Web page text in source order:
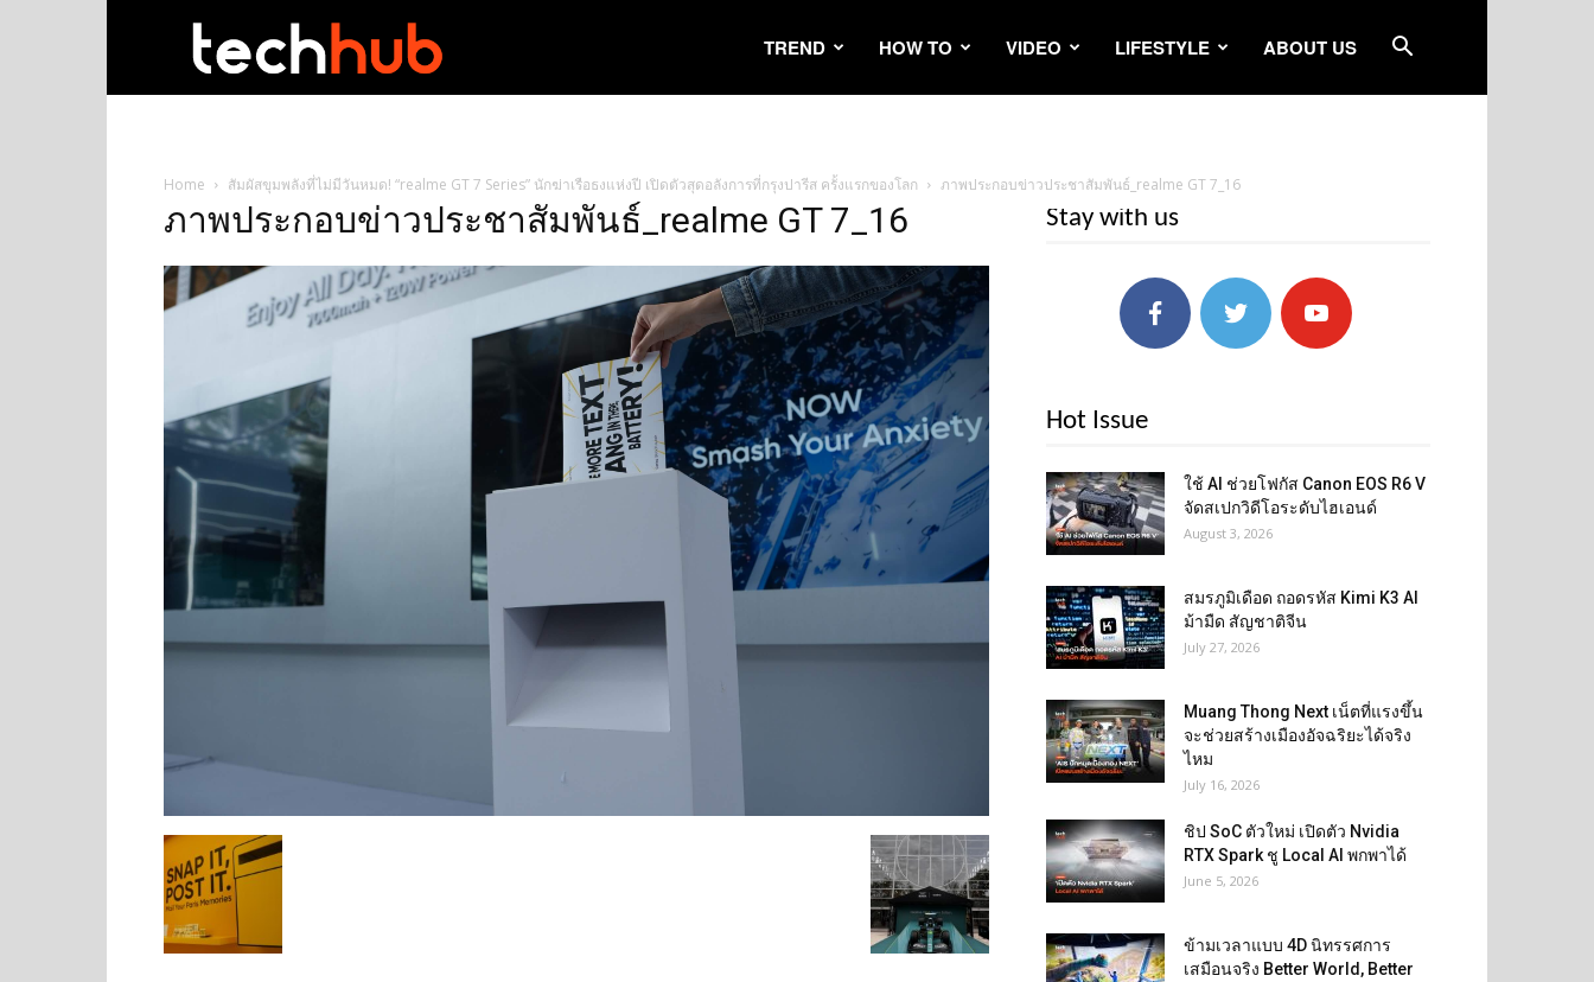
TREND HOW TO VIDEO LIFESTYLE ABOUT US
Home สัมผัสขุมพลังที่ไม่มีวันหมด! “realme GT 7 Series” นักฆ่าเรือธงแห่งปี เปิดตัวสุดอลังการที่กรุงปารีส ครั้งแรกของโลก ภาพประกอบข่าวประชาสัมพันธ์_realme GT 7_16
ภาพประกอบข่าวประชาสัมพันธ์_realme GT 7_16 Stay with us
Hot Issue
ใช้ AI ช่วยโฟกัส Canon EOS R6 V
จัดสเปกวิดีโอระดับไฮเอนด์
August 3, 2026
สมรภูมิเดือด ถอดรหัส Kimi K3 AI
ม้ามืด สัญชาติจีน
July 27, 2026
Muang Thong Next เน็ตที่แรงขึ้น
จะช่วยสร้างเมืองอัจฉริยะได้จริง
ไหม
July 16, 2026
ชิป SoC ตัวใหม่ เปิดตัว Nvidia
RTX Spark ชู Local AI พกพาได้
June 5, 2026
ข้ามเวลาแบบ 4D นิทรรศการ
เสมือนจริง Better World, Better